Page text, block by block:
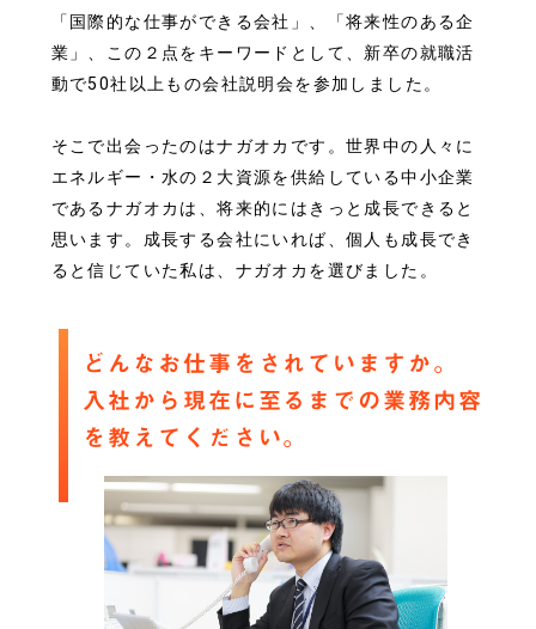
「国際的な仕事ができる会社」、「将来性のある企
業」、この２点をキーワードとして、新卒の就職活
動で50社以上もの会社説明会を参加しました。
そこで出会ったのはナガオカです。世界中の人々に
エネルギー・水の２大資源を供給している中小企業
であるナガオカは、将来的にはきっと成長できると
思います。成長する会社にいれば、個人も成長でき
ると信じていた私は、ナガオカを選びました。
どんなお仕事をされていますか。
入社から現在に至るまでの業務内容
を教えてください。